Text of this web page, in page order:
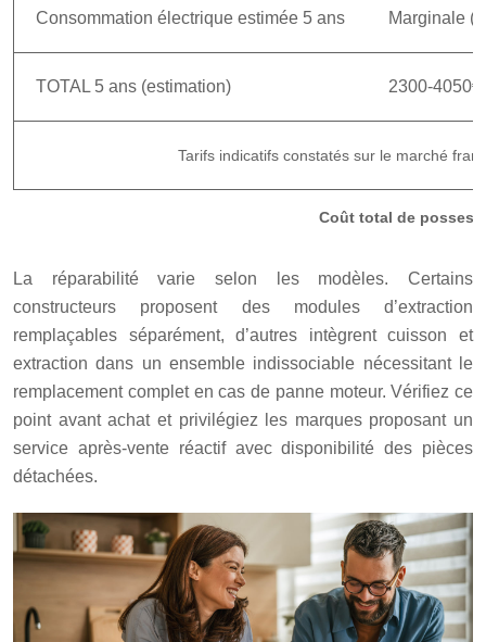
Coût total de
Consommation électrique estimée 5 ans Marginale
TOTAL 5 ans (estimation) 2300-4050€
Tarifs indicatifs constatés sur le marché
La réparabilité varie selon les modèles. Certains
constructeurs proposent des modules d’extraction
remplaçables séparément, d’autres intègrent cuisson et
extraction dans un ensemble indissociable nécessitant le
remplacement complet en cas de panne moteur. Vérifiez ce
point avant achat et privilégiez les marques proposant un
service après-vente réactif avec disponibilité des pièces
détachées.